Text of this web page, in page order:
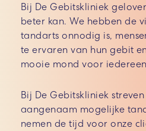
Bij De Gebitskliniek
beter kan. We hebben de
tandarts onnodig is,
te ervaren van hun gebit
mooie mond voor
Bij De Gebitskliniek
aangenaam mogelijke
nemen de tijd voor onze